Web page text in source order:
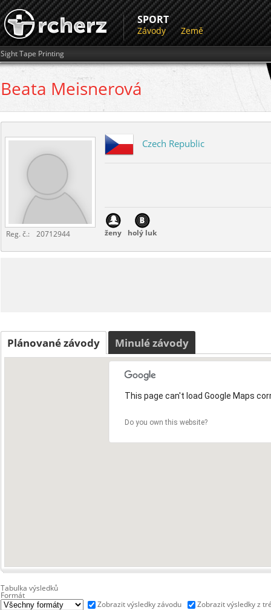
SPORT
Závody Země
Sight Tape Printing
Beata Meisnerová
Reg. č.: 20712944
Czech Republic
ženy holý luk
Plánované závody Minulé závody
This page can't load Google Maps
Do you own this website?
Tabulka výsledků
Formát
Zobrazit výsledky závodu
Zobrazit výsledky z